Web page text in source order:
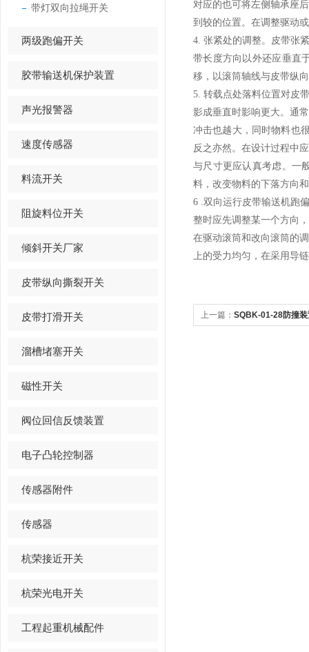
带灯双向拉绳开关
两级跑偏开关
胶带输送机保护装置
声光报警器
速度传感器
料流开关
阻旋料位开关
倾斜开关厂家
皮带纵向撕裂开关
皮带打滑开关
溜槽堵塞开关
磁性开关
阀位回信反馈装置
电子凸轮控制器
传感器附件
传感器
杭荣接近开关
杭荣光电开关
工程起重机械配件
对应的也可将左侧轴承座
到较的位置。在调整驱动
4. 张紧处的调整。皮带张
带长度方向以外还应垂直
移，以滚筒轴线与皮带纵
5. 转载点处落料位置对皮
影成垂直时影响更大。通
冲击也越大，同时物料也
反之亦然。在设计过程中
与尺寸更应认真考虑。一
料，改变物料的下落方向
6 .双向运行皮带输送机跑
整时应先调整某一个方向
在驱动滚筒和改向滚筒的
上的受力均匀，在采用导
上一篇： SQBK-01-28防撞